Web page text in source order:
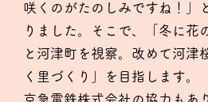
咲くのがたのしみですね！」
りました。そこで、「冬に花
と河津町を視察。改めて河津
く里づくり」を目指します。
京急電鉄株式会社の協力もあ